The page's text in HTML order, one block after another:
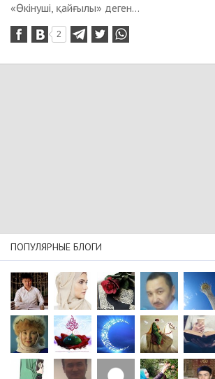
«Өкінуші, қайғылы» деген...
2
ПОПУЛЯРНЫЕ БЛОГИ